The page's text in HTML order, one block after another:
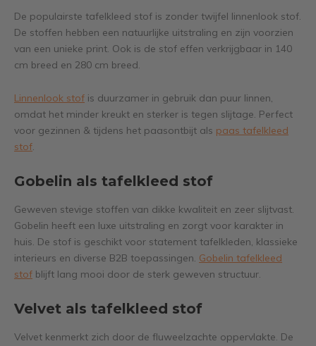
De populairste tafelkleed stof is zonder twijfel linnenlook stof.
De stoffen hebben een natuurlijke uitstraling en zijn voorzien
van een unieke print. Ook is de stof effen verkrijgbaar in 140
cm breed en 280 cm breed.
Linnenlook stof is duurzamer in gebruik dan puur linnen,
omdat het minder kreukt en sterker is tegen slijtage. Perfect
voor gezinnen & tijdens het paasontbijt als paas tafelkleed
stof.
Gobelin als tafelkleed stof
Geweven stevige stoffen van dikke kwaliteit en zeer slijtvast.
Gobelin heeft een luxe uitstraling en zorgt voor karakter in
huis. De stof is geschikt voor statement tafelkleden, klassieke
interieurs en diverse B2B toepassingen. Gobelin tafelkleed
stof blijft lang mooi door de sterk geweven structuur.
Velvet als tafelkleed stof
Velvet kenmerkt zich door de fluweelzachte oppervlakte. De